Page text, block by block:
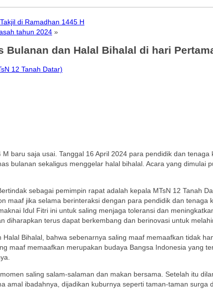
di Ramadhan 1445 H
tahun 2024 »
Bulanan dan Halal Bihalal di hari
12 Tanah Datar)
baru saja usai. Tanggal 16 April 2024 para pendidik dan
bulanan sekaligus menggelar halal bihalal. Acara yang
sebagai pemimpin rapat adalah kepala MTsN 12 Tanah
maaf jika selama berinteraksi dengan para pendidik dan
Idul Fitri ini untuk saling menjaga toleransi dan
diharapkan terus dapat berkembang dan berinovasi untuk
Bihalal, bahwa sebenarnya saling maaf memaafkan tidak
maaf memaafkan merupakan budaya Bangsa Indonesia yang
saling salam-salaman dan makan bersama. Setelah itu
amal ibadahnya, dijadikan kuburnya seperti taman-taman